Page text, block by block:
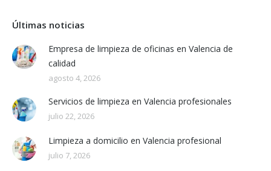
Últimas noticias
Empresa de limpieza de oficinas en Valencia de
calidad
agosto 4, 2026
Servicios de limpieza en Valencia profesionales
julio 22, 2026
Limpieza a domicilio en Valencia profesional
julio 7, 2026